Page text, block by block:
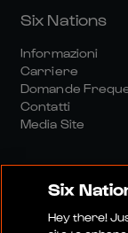
Six Nations
Informazioni
Carriere
Domande
Contatti
Media Site
Six
Hey there!